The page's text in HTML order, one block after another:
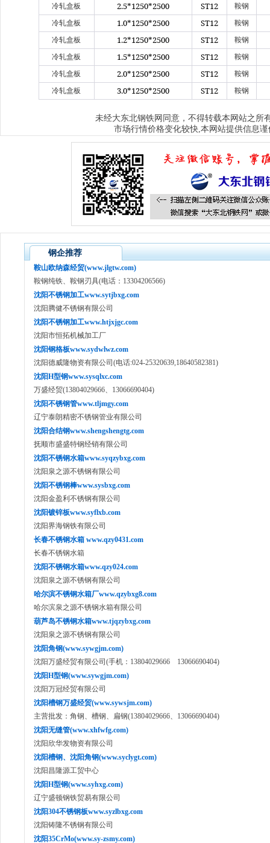
冷轧盒板
2.5*1250*2500 ST12
鞍钢
冷轧盒板
1.0*1250*2500 ST12
鞍钢
冷轧盒板
1.2*1250*2500 ST12
鞍钢
冷轧盒板
1.5*1250*2500 ST12
鞍钢
冷轧盒板
2.0*1250*2500 ST12
鞍钢
冷轧盒板
3.0*1250*2500 ST12 鞍钢
未经大东北钢铁网 同意，不得转载本网站之所
市场行情价格变化较快,本网站提供信息
钢企推荐
鞍山欧纳森经贸(www.jlgtw.com)
鞍钢纯铁、鞍钢刃具(电话：13304206566)
沈阳不锈钢加工www.sytjbxg.com
沈阳腾健不锈钢有限公司
沈阳不锈钢加工www.htjxjgc.com
沈阳市恒拓机械加工厂
沈阳钢格板www.sydwlwz.com
沈阳德威隆物资有限公司(电话:024-25320639,18640582381)
沈阳H型钢www.sysqlxc.com
万盛经贸(13804029666、13066690404)
沈阳不锈钢管www.tljmgy.com
辽宁泰朗精密不锈钢管业有限公司
沈阳合结钢www.shengshengtg.com
抚顺市盛盛特钢经销有限公司
沈阳不锈钢水箱www.syqzybxg.com
沈阳泉之源不锈钢有限公司
沈阳不锈钢棒www.sysbxg.com
沈阳金盈利不锈钢有限公司
沈阳镀锌板www.syflxb.com
沈阳界海钢铁有限公司
长春不锈钢水箱 www.qzy0431.com
长春不锈钢水箱
沈阳不锈钢水箱www.qzy024.com
沈阳泉之源不锈钢有限公司
哈尔滨不锈钢水箱厂www.qzybxg8.com
哈尔滨泉之源不锈钢水箱有限公司
葫芦岛不锈钢水箱www.tjqzybxg.com
沈阳泉之源不锈钢有限公司
沈阳角钢(www.sywgjm.com)
沈阳万盛经贸有限公司(手机：13804029666 13066690404)
沈阳H型钢(www.sywgjm.com)
沈阳万冠经贸有限公司
沈阳槽钢万盛经贸(www.sywsjm.com)
主营批发：角钢、槽钢、扁钢(13804029666、13066690404)
沈阳无缝管(www.xhfwfg.com)
沈阳欣华发物资有限公司
沈阳槽钢、沈阳角钢(www.syclygt.com)
沈阳昌隆源工贸中心
沈阳H型钢(www.syhxg.com)
辽宁盛顿钢铁贸易有限公司
沈阳304不锈钢板www.syzlbxg.com
沈阳铸隆不锈钢有限公司
沈阳35CrMo(www.sy-zsmy.com)